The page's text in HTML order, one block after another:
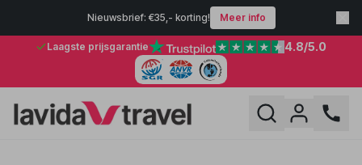
Nieuwsbrief: €35,- korting! Meer info
Laagste prijsgarantie 4.8/5.0